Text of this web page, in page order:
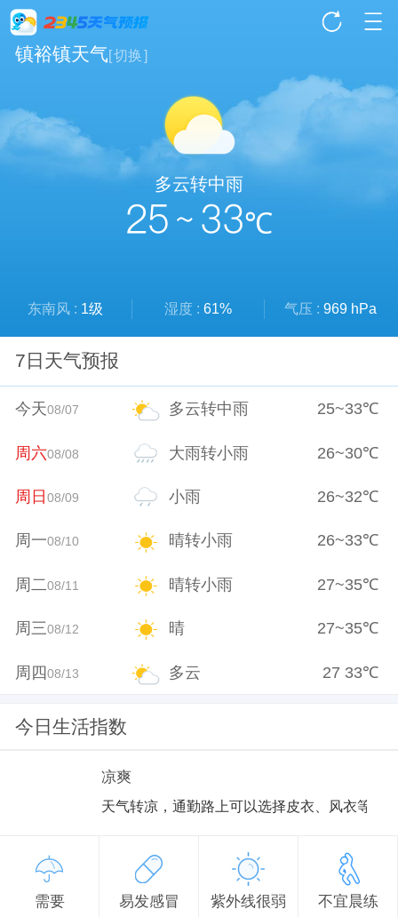
镇裕镇天气[切换]
多云转中雨
25 ~ 33℃
东南风 : 1级 湿度 : 61% 气压 : 969 hPa
7日天气预报
今天08/07 多云转中雨 25~33℃
周六08/08 大雨转小雨 26~30℃
周日08/09 小雨 26~32℃
周一08/10 晴转小雨 26~33℃
周二08/11 晴转小雨 27~35℃
周三08/12 晴 27~35℃
周四08/13 多云 27 33℃
今日生活指数
凉爽
天气转凉，通勤路上可以选择皮衣、风衣等防
需要 易发感冒 紫外线很弱 不宜晨练